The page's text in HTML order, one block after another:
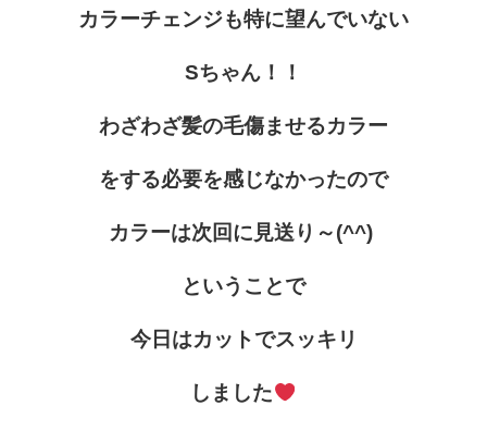
カラーチェンジも特に望んでいない
Sちゃん！！
わざわざ髪の毛傷ませるカラー
をする必要を感じなかったので
カラーは次回に見送り～(^^)
ということで
今日はカットでスッキリ
しました